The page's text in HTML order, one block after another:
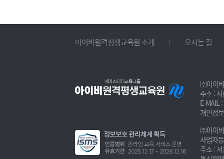
아이비원격평생교육원 소개 오시는 길
㈜아이
주소 :
E-MAIL
개인정
㈜아이
사업자
주소 :